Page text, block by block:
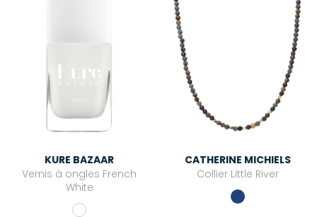
KURE BAZAAR
Vernis à ongles French
White
CATHERINE MICHIELS
Collier Little River